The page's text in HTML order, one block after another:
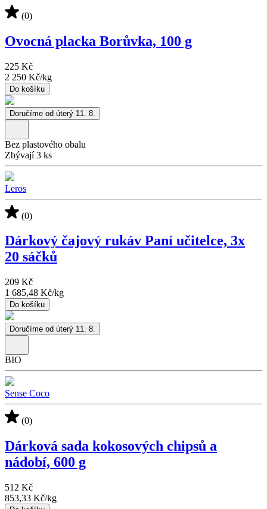
(0)
Ovocná placka Borůvka, 100 g
225 Kč
2 250 Kč/kg
Do košíku
Doručíme od úterý 11. 8.
Bez plastového obalu
Zbývají 3 ks
Leros
(0)
Dárkový čajový rukáv Paní učitelce, 3x
20 sáčků
209 Kč
1 685,48 Kč/kg
Do košíku
Doručíme od úterý 11. 8.
BIO
Sense Coco
(0)
Dárková sada kokosových chipsů a
nádobí, 600 g
512 Kč
853,33 Kč/kg